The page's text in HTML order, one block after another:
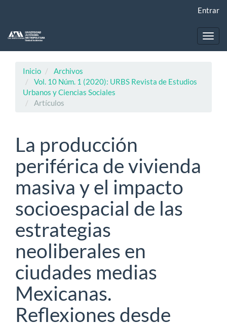
principal
Entrar
Inicio
Archivos
Vol. 10 Núm. 1 (2020): URBS Revista de Estudios
Urbanos y Ciencias Sociales
Artículos
La producción
periférica de vivienda
masiva y el impacto
socioespacial de las
estrategias
neoliberales en
ciudades medias
Mexicanas.
Reflexiones desde